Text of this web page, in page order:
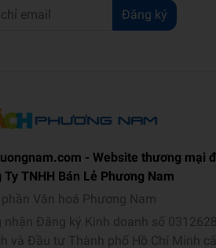
Đăng ký
- Website thương mại
Ty TNHH Bán Lẻ Phương Nam
Văn hoá Phương Nam
nhận Đăng ký Kinh doanh số
và Đầu tư Thành phố Hồ Chí Minh